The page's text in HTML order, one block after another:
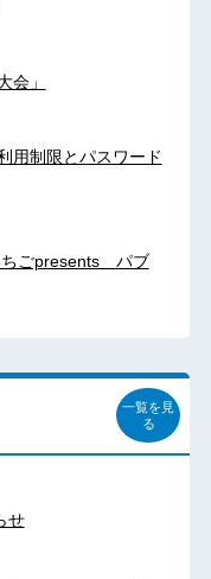
会」
用制限とパスワード
ちごpresents パブ
一覧を見
る
せ